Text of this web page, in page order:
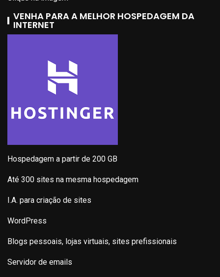
VENHA PARA A MELHOR HOSPEDAGEM DA
INTERNET
Hospedagem a partir de 200 GB
Até 300 sites na mesma hospedagem
I.A. para criação de sites
WordPress
Blogs pessoais, lojas virtuais, sites prefissionais
Servidor de emails